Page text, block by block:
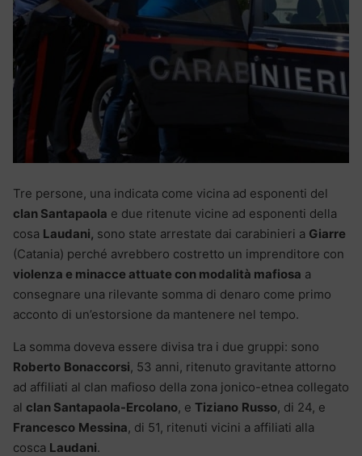
Tre persone, una indicata come vicina ad esponenti del
clan Santapaola e due ritenute vicine ad esponenti della
cosa Laudani, sono state arrestate dai carabinieri a Giarre
(Catania) perché avrebbero costretto un imprenditore con
violenza e minacce attuate con modalità mafiosa a
consegnare una rilevante somma di denaro come primo
acconto di un’estorsione da mantenere nel tempo.
La somma doveva essere divisa tra i due gruppi: sono
Roberto Bonaccorsi, 53 anni, ritenuto gravitante attorno
ad affiliati al clan mafioso della zona jonico-etnea collegato
al clan Santapaola-Ercolano, e Tiziano Russo, di 24, e
Francesco Messina, di 51, ritenuti vicini a affiliati alla
cosca Laudani.